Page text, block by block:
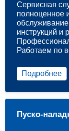
Сервисная
полноценное
инструкций и
Работаем по
Подробнее
Пуско-